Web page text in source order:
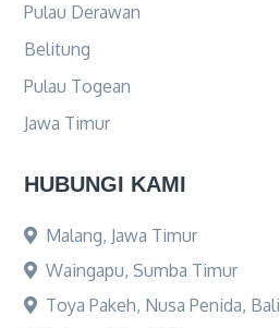
Pulau Derawan
Belitung
Pulau Togean
Jawa Timur
HUBUNGI KAMI
Malang, Jawa Timur
Waingapu, Sumba Timur
Toya Pakeh, Nusa Penida, Bali